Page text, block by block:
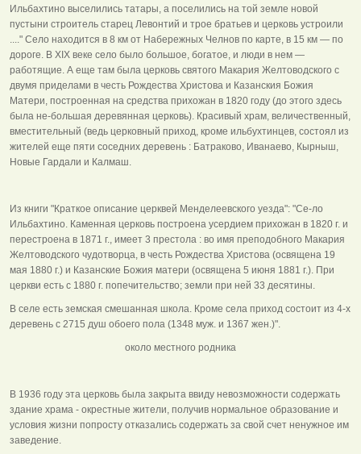
Ильбахтино выселились татары, а поселились на той земле новой
пустыни строитель старец Левонтий и трое братьев и церковь устроили
...." Село находится в 8 км от Набережных Челнов по карте, в 15 км — по
дороге. В XIX веке село было большое, богатое, и люди в нем —
работящие. А еще там была церковь святого Макария Желтоводского с
двумя приделами в честь Рождества Христова и Казанския Божия
Матери, построенная на средства прихожан в 1820 году (до этого здесь
была не-большая деревянная церковь). Красивый храм, величественный,
вместительный (ведь церковный приход, кроме ильбухтинцев, состоял из
жителей еще пяти соседних деревень : Батраково, Иванаево, Кырныш,
Новые Гардали и Калмаш.
Из книги "Краткое описание церквей Менделеевского уезда": "Се-ло
Ильбахтино. Каменная церковь построена усердием прихожан в 1820 г. и
перестроена в 1871 г., имеет 3 престола : во имя преподобного Макария
Желтоводского чудотворца, в честь Рождества Христова (освящена 19
мая 1880 г.) и Казанские Божия матери (освящена 5 июня 1881 г.). При
церкви есть с 1880 г. попечительство; земли при ней 33 десятины.
В селе есть земская смешанная школа. Кроме села приход состоит из 4-х
деревень с 2715 душ обоего пола (1348 муж. и 1367 жен.)".
около местного родника
В 1936 году эта церковь была закрыта ввиду невозможности содержать
здание храма - окрестные жители, получив нормальное образование и
условия жизни попросту отказались содержать за свой счет ненужное им
заведение.